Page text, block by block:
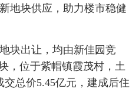
地块供应，助力楼市稳健
块出让，均由新佳园竞
，位于紫帽镇霞茂村，土
交总价5.45亿元，建成后住